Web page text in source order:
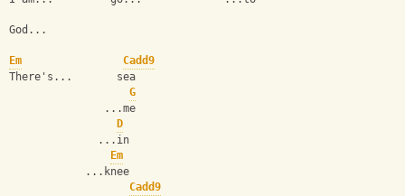
God...
Em
Cadd9
There's...       sea
G
               ...me
D
              ...in
Em
            ...knee
Cadd9